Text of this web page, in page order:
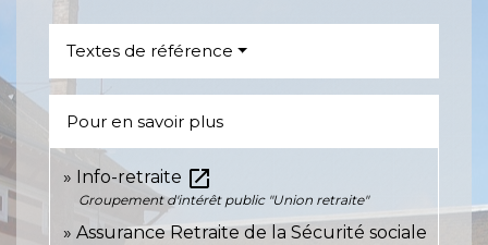
Textes de référence
Pour en savoir plus
Info-retraite open_in_new
Groupement d'intérêt public "Union retraite"
Assurance Retraite de la Sécurité sociale